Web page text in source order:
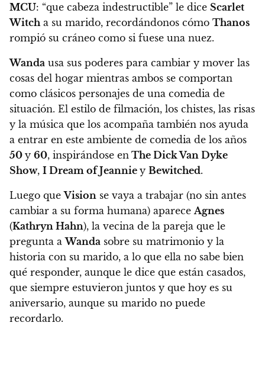
MCU: “que cabeza indestructible” le dice Scarlet
Witch a su marido, recordándonos cómo Thanos
rompió su cráneo como si fuese una nuez.
Wanda usa sus poderes para cambiar y mover las
cosas del hogar mientras ambos se comportan
como clásicos personajes de una comedia de
situación. El estilo de filmación, los chistes, las risas
y la música que los acompaña también nos ayuda
a entrar en este ambiente de comedia de los años
50 y 60, inspirándose en The Dick Van Dyke
Show, I Dream of Jeannie y Bewitched.
Luego queVision se vaya a trabajar (no sin antes
cambiar a su forma humana) aparece Agnes
(Kathryn Hahn), la vecina de la pareja que le
pregunta aWanda sobre su matrimonio y la
historia con su marido, a lo que ella no sabe bien
qué responder, aunque le dice que están casados,
que siempre estuvieron juntos y que hoy es su
aniversario, aunque su marido no puede
recordarlo.